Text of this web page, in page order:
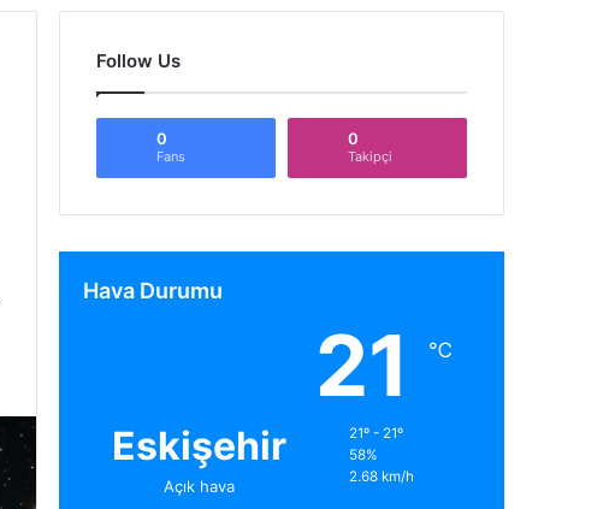
Follow Us
0
Fans
0
Takipçi
Hava Durumu
Eskişehir
Açık hava
21 ℃
21º - 21º
58%
2.68 km/h